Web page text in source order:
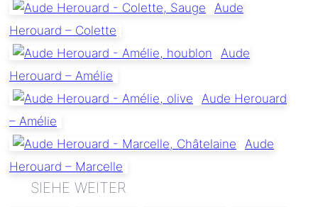
Aude
Herouard – Colette
Aude
Herouard – Amélie
Aude Herouard
– Amélie
Aude
Herouard – Marcelle